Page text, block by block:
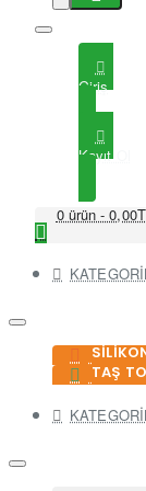
Giriş
Kayıt Ol
0 ürün -
TAŞ